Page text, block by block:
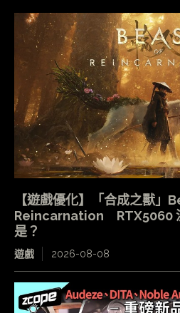
【遊戲優化】「合成之獸」
Reincarnation RTX5060
是？
遊戲 2026-08-08